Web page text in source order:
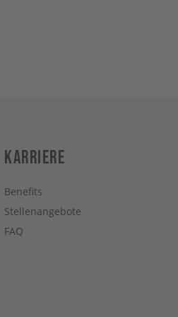
Karriere
Benefits
Stellenangebote
FAQ